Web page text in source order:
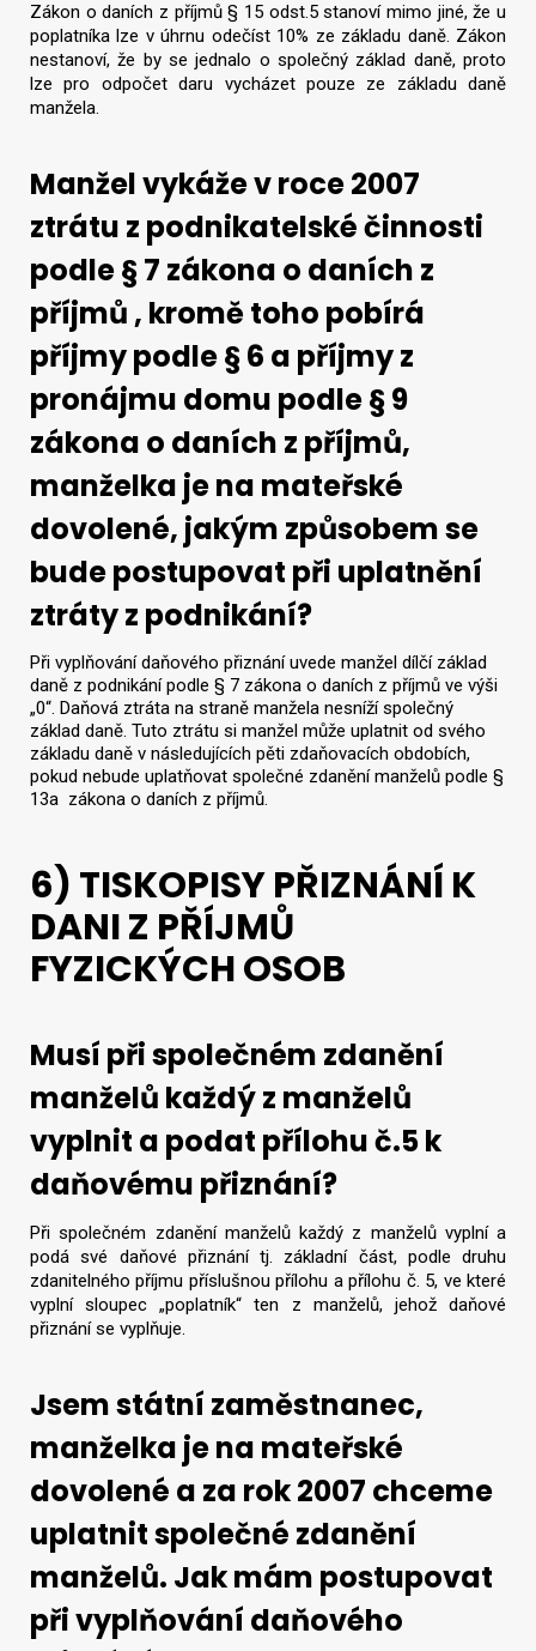
Zákon o daních z příjmů § 15 odst.5 stanoví mimo jiné, že u
poplatníka lze v úhrnu odečíst 10% ze základu daně. Zákon
nestanoví, že by se jednalo o společný základ daně, proto
lze pro odpočet daru vycházet pouze ze základu daně
manžela.
Manžel vykáže v roce 2007
ztrátu z podnikatelské činnosti
podle § 7 zákona o daních z
příjmů , kromě toho pobírá
příjmy podle § 6 a příjmy z
pronájmu domu podle § 9
zákona o daních z příjmů,
manželka je na mateřské
dovolené, jakým způsobem se
bude postupovat při uplatnění
ztráty z podnikání?
Při vyplňování daňového přiznání uvede manžel dílčí základ
daně z podnikání podle § 7 zákona o daních z příjmů ve výši
„0“. Daňová ztráta na straně manžela nesníží společný
základ daně. Tuto ztrátu si manžel může uplatnit od svého
základu daně v následujících pěti zdaňovacích obdobích,
pokud nebude uplatňovat společné zdanění manželů podle §
13a zákona o daních z příjmů.
6) TISKOPISY PŘIZNÁNÍ K
DANI Z PŘÍJMŮ
FYZICKÝCH OSOB
Musí při společném zdanění
manželů každý z manželů
vyplnit a podat přílohu č.5 k
daňovému přiznání?
Při společném zdanění manželů každý z manželů vyplní a
podá své daňové přiznání tj. základní část, podle druhu
zdanitelného příjmu příslušnou přílohu a přílohu č. 5, ve které
vyplní sloupec „poplatník“ ten z manželů, jehož daňové
přiznání se vyplňuje.
Jsem státní zaměstnanec,
manželka je na mateřské
dovolené a za rok 2007 chceme
uplatnit společné zdanění
manželů. Jak mám postupovat
při vyplňování daňového